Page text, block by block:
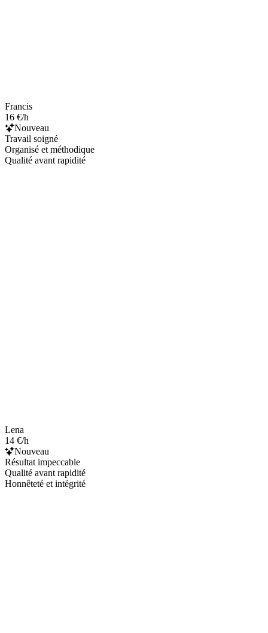
Francis
16 €/h
Nouveau
Travail soigné
Organisé et méthodique
Qualité avant rapidité
Lena
14 €/h
Nouveau
Résultat impeccable
Qualité avant rapidité
Honnêteté et intégrité